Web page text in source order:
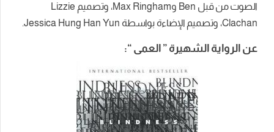
الصوت من قبل Ben وMax Ringham، وتصميم Lizzie
Clachan، وتصميم الإضاءة بواسطة Jessica Hung Han Yun.
عن الرواية الشهيرة ” العمى “: